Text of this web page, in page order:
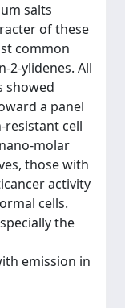
salts
of these
common
2-ylidenes. All
showed
a panel
resistant cell
molar
those with
activity
cells.
the
emission in